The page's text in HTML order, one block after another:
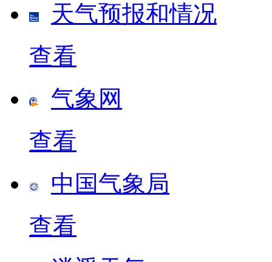
天气预报和情况
查看
气象网
查看
中国气象局
查看